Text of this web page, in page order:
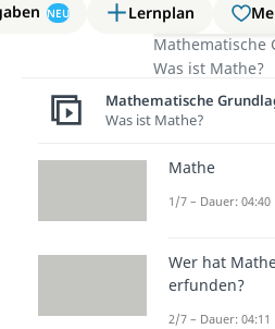
NEU Lernplan
Mathematische
Was ist Mathe?
Wie
eine
Wichtige
Video
Mathematische
Was ist Mathe?
Mathe
1/7 – Dauer: 04:40
Wer hat
erfunden?
2/7 – Dauer: 04:11